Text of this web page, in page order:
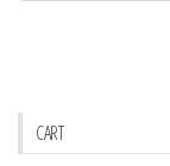
CART